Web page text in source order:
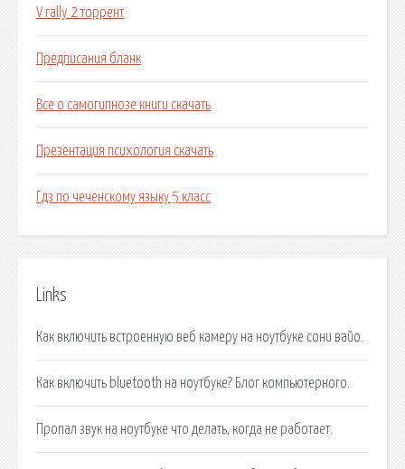
V rally 2 торрент
Предписания бланк
Все о самогипнозе книги скачать
Презентация психология скачать
Гдз по чеченскому языку 5 класс
Links
Как включить встроенную веб камеру на ноутбуке сони вайо.
Как включить bluetooth на ноутбуке? Блог компьютерного.
Пропал звук на ноутбуке что делать, когда не работает.